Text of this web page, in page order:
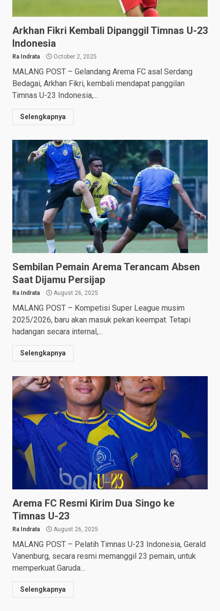
Arkhan Fikri Kembali Dipanggil Timnas U-23
Indonesia
Ra Indrata October 2, 2025
MALANG POST – Gelandang Arema FC asal Serdang
Bedagai, Arkhan Fikri, kembali mendapat panggilan
Timnas U-23 Indonesia,...
Selengkapnya
Sembilan Pemain Arema Terancam Absen
Saat Dijamu Persijap
Ra Indrata August 26, 2025
MALANG POST – Kompetisi Super League musim
2025/2026, baru akan masuk pekan keempat. Tetapi
hadangan secara internal,...
Selengkapnya
Arema FC Resmi Kirim Dua Singo ke
Timnas U-23
Ra Indrata August 26, 2025
MALANG POST – Pelatih Timnas U-23 Indonesia, Gerald
Vanenburg, secara resmi memanggil 23 pemain, untuk
memperkuat Garuda...
Selengkapnya